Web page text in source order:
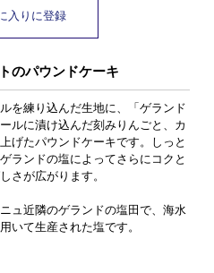
入りに登録
のパウンドケーキ
を練り込んだ生地に、「ゲランド
ルに漬け込んだ刻みりんごと、カ
げたパウンドケーキです。しっと
ランドの塩によってさらにコクと
さが広がります。
ュ近隣のゲランドの塩田で、海水
いて生産された塩です。